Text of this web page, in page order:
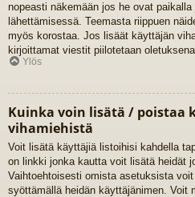
nopeasti näkemään jos he ovat
lähettämisessä. Teemasta riippuen
myös korostaa. Jos lisäät käyttäjän
kirjoittamat viestit piilotetaan
Ylös
Kuinka voin lisätä / poistaa
vihamiehistä
Voit lisätä käyttäjiä listoihisi kahdella
on linkki jonka kautta voit lisätä heidät
Vaihtoehtoisesti omista asetuksista
syöttämällä heidän käyttäjänimen. Voit